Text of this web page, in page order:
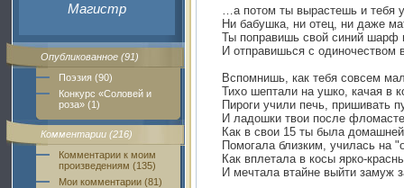
Магистр
Опубликованное (91)
Поэзия (90)
Конкурс «Соловей и
роза» (1)
Комментарии (216)
Комментарии к моим
произведениям (135)
Мои комментарии (81)
…а потом ты вырастешь и тебя
Ни бабушка, ни отец, ни даже
Ты поправишь свой синий шарф
И отправишься с одиночеством
Вспомнишь, как тебя совсем
Тихо шептали на ушко, качая в
Пироги учили печь, пришивать
И ладошки твои после
Как в свои 15 ты была
Помогала близким, училась на
Как вплетала в косы ярко-
И мечтала втайне выйти замуж